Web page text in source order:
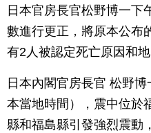
日本官房長官松野博一下
數進行更正，將原本公布
有2人被認定死亡原因和地
日本內閣官房長官 松野
本當地時間），震中位於
縣和福島縣引發強烈震動